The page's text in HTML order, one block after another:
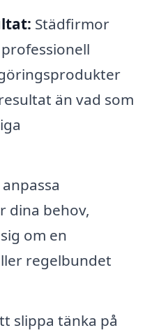
Städfirmor
än vad som
dina behov,
om en
regelbundet
slippa tänka på